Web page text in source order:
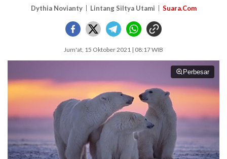
Dythia Novianty Lintang Siltya Utami Suara.Com
Jum'at, 15 Oktober 2021 | 08:17 WIB
Perbesar